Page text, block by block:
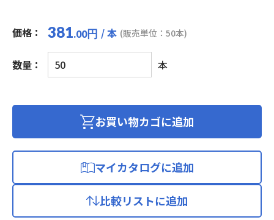
価格： 381.00円 / 本 (販売単位：50本)
数量：
熱
収
チ
本
お買い物カゴに追加
マイカタログに追加
比較リストに追加